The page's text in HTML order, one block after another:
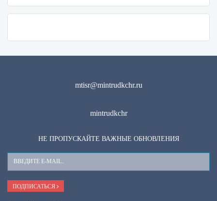
mtisr@mintrudkchr.ru
mintrudkchr
НЕ ПРОПУСКАЙТЕ ВАЖНЫЕ ОБНОВЛЕНИЯ
Ваш
E-
Mail
ПОДПИСАТЬСЯ